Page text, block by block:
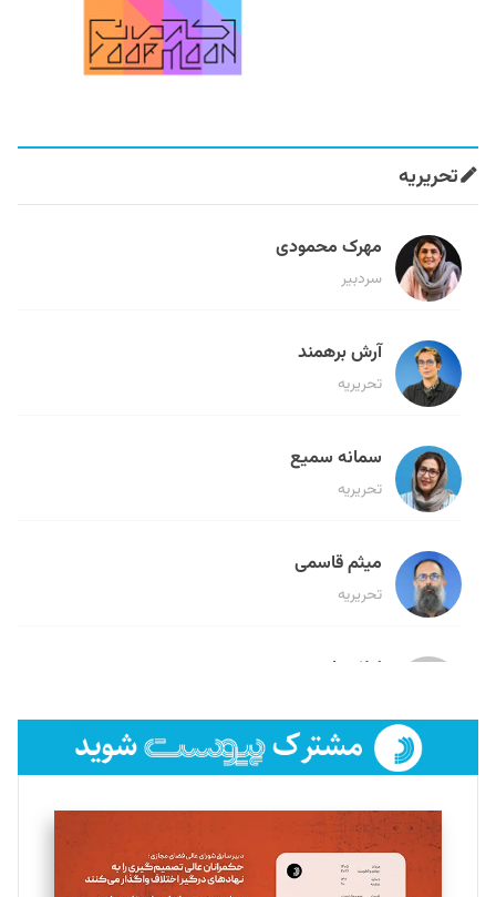
تحریریه
مهرک محمودی
سردبیر
آرش برهمند
تحریریه
سمانه سمیع
تحریریه
میثم قاسمی
تحریریه
لیلا حنارود
فائزه فتحی رستمی
تحریریه
سروش کرمیان